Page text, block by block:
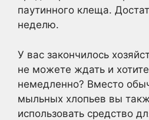
паутинного клеща.
неделю.
У вас закончилось
не можете ждать и
немедленно? Вместо
мыльных хлопьев вы
использовать средство